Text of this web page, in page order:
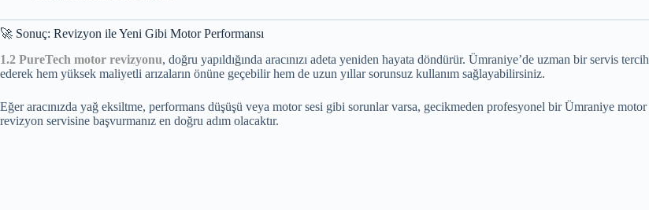
🚀 Sonuç: Revizyon ile Yeni Gibi Motor Performansı
1.2 PureTech motor revizyonu, doğru yapıldığında aracınızı adeta yeniden hayata döndürür. Ümraniye’de uzman bir servis tercih
ederek hem yüksek maliyetli arızaların önüne geçebilir hem de uzun yıllar sorunsuz kullanım sağlayabilirsiniz.
Eğer aracınızda yağ eksiltme, performans düşüşü veya motor sesi gibi sorunlar varsa, gecikmeden profesyonel bir Ümraniye motor
revizyon servisine başvurmanız en doğru adım olacaktır.